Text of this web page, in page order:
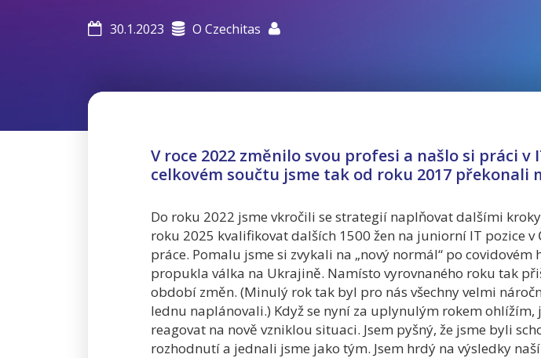
 30.1.2023  O Czechitas 
V roce 2022 změnilo svou profesi a našlo si práci v
celkovém součtu jsme tak od roku 2017 překonali
Do roku 2022 jsme vkročili se strategií naplňovat dalšími
roku 2025 kvalifikovat dalších 1500 žen na juniorní IT pozice
práce. Pomalu jsme si zvykali na „nový normál“ po
propukla válka na Ukrajině. Namísto vyrovnaného roku tak
období změn. (Minulý rok tak byl pro nás všechny velmi
lednu naplánovali.) Když se nyní za uplynulým rokem
reagovat na nově vzniklou situaci. Jsem pyšný, že jsme byli
rozhodnutí a jednali jsme jako tým. Jsem hrdý na výsledky